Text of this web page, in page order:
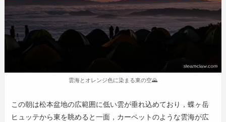
雲海とオレンジ色に染まる東の空🌄
この朝は松本盆地の広範囲に低い雲が垂れ込めており，蝶ヶ岳
ヒュッテから東を眺めると一面，カーペットのような雲海が広